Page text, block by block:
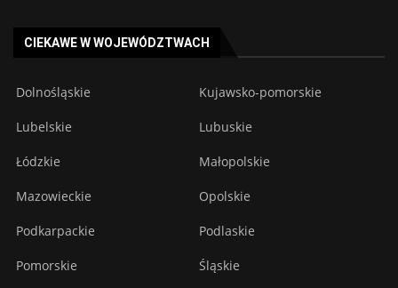
CIEKAWE W WOJEWÓDZTWACH
Dolnośląskie Kujawsko-pomorskie
Lubelskie Lubuskie
Łódzkie Małopolskie
Mazowieckie Opolskie
Podkarpackie Podlaskie
Pomorskie Śląskie